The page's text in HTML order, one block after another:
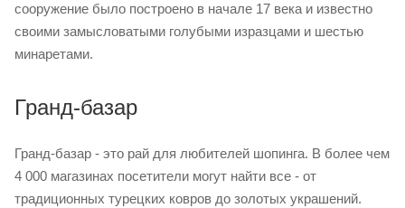
сооружение было построено в начале 17 века и известно
своими замысловатыми голубыми изразцами и шестью
минаретами.
Гранд-базар
Гранд-базар - это рай для любителей шопинга. В более чем
4 000 магазинах посетители могут найти все - от
традиционных турецких ковров до золотых украшений.